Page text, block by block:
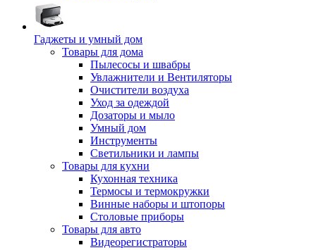
Гаджеты и умный дом
Товары для дома
Пылесосы и швабры
Увлажнители и Вентиляторы
Очистители воздуха
Уход за одеждой
Дозаторы и мыло
Умный дом
Инструменты
Светильники и лампы
Товары для кухни
Кухонная техника
Термосы и термокружки
Винные наборы и штопоры
Столовые приборы
Товары для авто
Видеорегистраторы